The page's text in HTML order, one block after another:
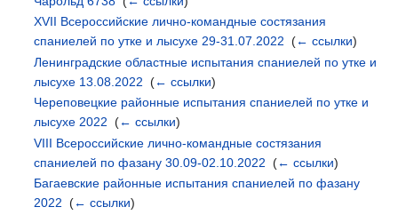
XVII Всероссийские лично-командные состязания
спаниелей по утке и лысухе 29-31.07.2022 ‎(← ссылки)
Ленинградские областные испытания спаниелей по утке и
лысухе 13.08.2022 ‎(← ссылки)
Череповецкие районные испытания спаниелей по утке и
лысухе 2022 ‎(← ссылки)
VIII Всероссийские лично-командные состязания
спаниелей по фазану 30.09-02.10.2022 ‎(← ссылки)
Багаевские районные испытания спаниелей по фазану
2022 ‎(← ссылки)